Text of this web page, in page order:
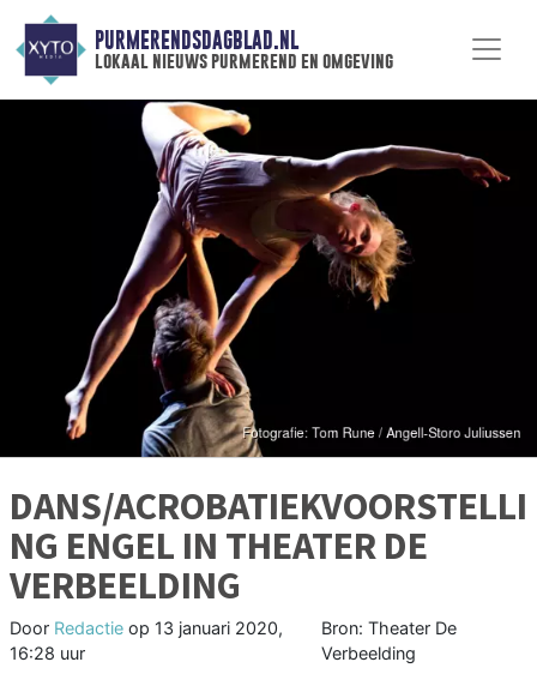
PURMERENDSDAGBLAD.NL
lokaal nieuws purmerend en omgeving
DANS/ACROBATIEKVOORSTELLI
NG ENGEL IN THEATER DE
VERBEELDING
Door Redactie op 13 januari 2020,
16:28 uur
Bron: Theater De
Verbeelding